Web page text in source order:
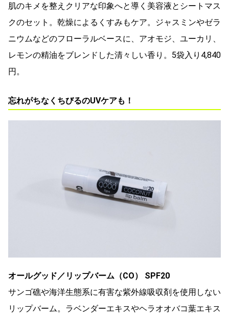
肌のキメを整えクリアな印象へと導く美容液とシートマス
クのセット。乾燥によるくすみもケア。ジャスミンやゼラ
ニウムなどのフローラルベースに、アオモジ、ユーカリ、
レモンの精油をブレンドした清々しい香り。5袋入り4,840
円。
忘れがちなくちびるのUVケアも！
オールグッド／リップバーム（CO） SPF20
サンゴ礁や海洋生態系に有害な紫外線吸収剤を使用しない
リップバーム。ラベンダーエキスやヘラオオバコ葉エキス